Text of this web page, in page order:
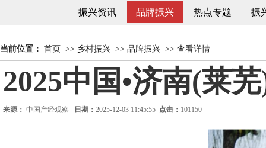
振兴资讯 品牌振兴 热点专题 振
当前位置： 首页 >> 乡村振兴 >> 品牌振兴 >> 查看详情
2025中国•济南(莱
来源： 中国产经观察 日期： 2025-12-03 11:45:55 点击： 101150